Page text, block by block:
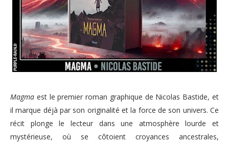
Magma est le premier roman graphique de Nicolas Bastide, et
il marque déjà par son originalité et la force de son univers. Ce
récit plonge le lecteur dans une atmosphère lourde et
mystérieuse, où se côtoient croyances ancestrales,